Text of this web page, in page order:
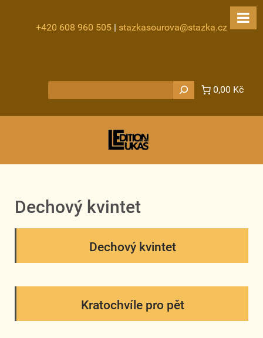
+420 608 960 505 | stazkasourova@stazka.cz
0,00 Kč
Dechový kvintet
Dechový kvintet
Kratochvíle pro pět